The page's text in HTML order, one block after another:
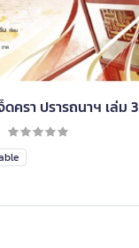
ครา ปรารถนาฯ เล่ม 3